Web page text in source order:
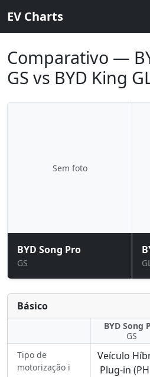
EV Charts
Comparativo —
GS vs BYD King
Sem foto
BYD Song Pro
GS
Básico
BYD Song
GS
Tipo de
motorização ℹ️
Veículo
Plug-in